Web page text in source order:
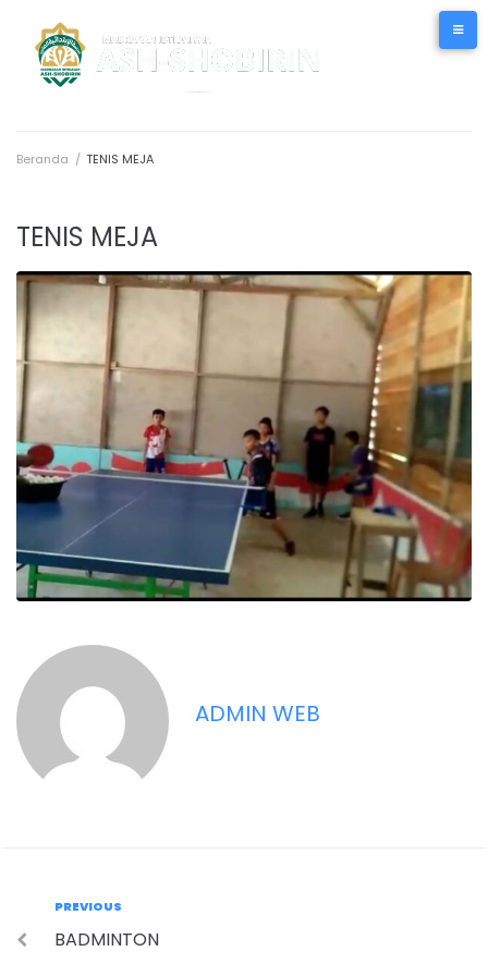
Beranda / TENIS MEJA
TENIS MEJA
ADMIN WEB
PREVIOUS
BADMINTON